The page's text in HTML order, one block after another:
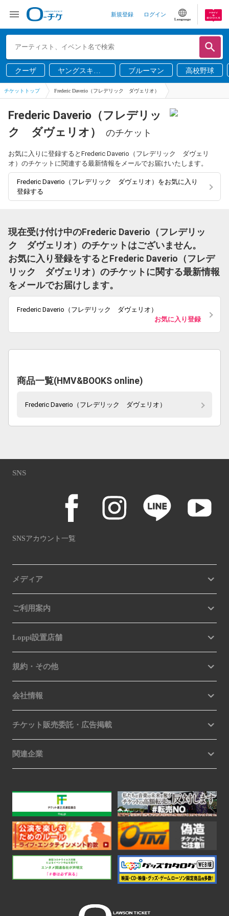
新規登録 ログイン
Language
クーザ
ヤングスキニ
ー
ブルーマン 高校野球
チケットトップ Frederic Daverio（フレデリック ダヴェリオ）
Frederic Daverio（フレデリッ
ク ダヴェリオ）
のチケット
お気に入りに登録するとFrederic Daverio（フレデリック ダヴェリ
オ）のチケットに関連する最新情報をメールでお届けいたします。
Frederic Daverio（フレデリック ダヴェリオ）をお気に入り
登録する
現在受け付け中のFrederic Daverio（フレデリッ
ク ダヴェリオ）のチケットはございません。
お気に入り登録をするとFrederic Daverio（フレデ
リック ダヴェリオ）のチケットに関する最新情報
をメールでお届けします。
Frederic Daverio（フレデリック ダヴェリオ）
お気に入り登録
商品一覧(HMV&BOOKS online)
Frederic Daverio（フレデリック ダヴェリオ）
SNS
SNSアカウント一覧
メディア
ご利用案内
Loppi設置店舗
規約・その他
会社情報
チケット販売委託・広告掲載
関連企業